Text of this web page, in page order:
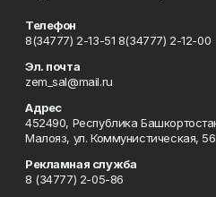
Телефон
8(34777) 2-13-51 8(34777) 2-12-00
Эл. почта
zem_sal@mail.ru
Адрес
452490, Республика
Малояз, ул. Коммунистическая,
Рекламная служба
8 (34777) 2-05-86